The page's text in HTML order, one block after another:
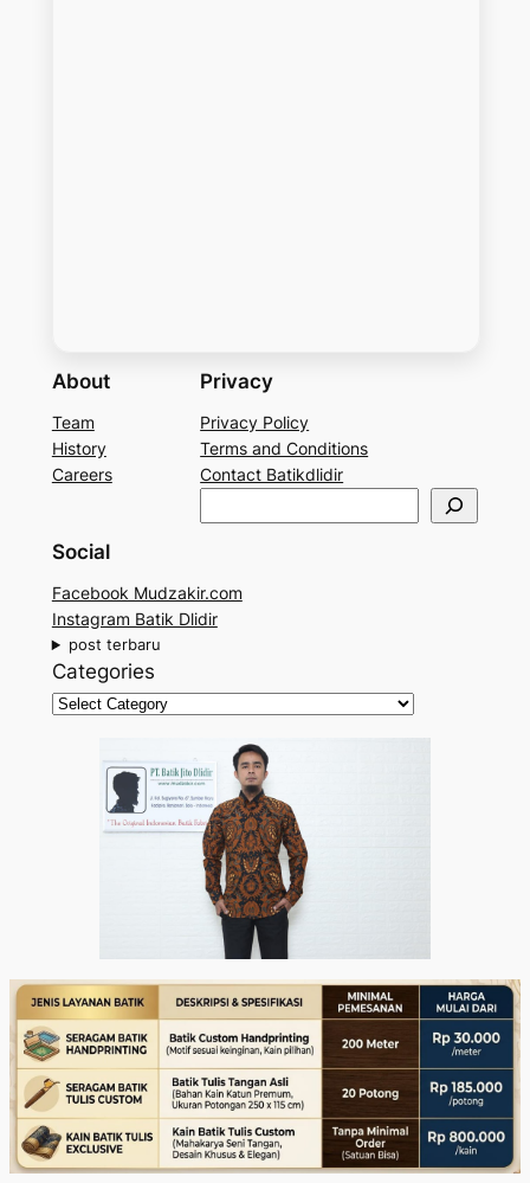
About
Team
History
Careers
Privacy
Privacy Policy
Terms and Conditions
Contact Batikdlidir
e
c
h
Social
Facebook Mudzakir.com
Instagram Batik Dlidir
post terbaru
Categories